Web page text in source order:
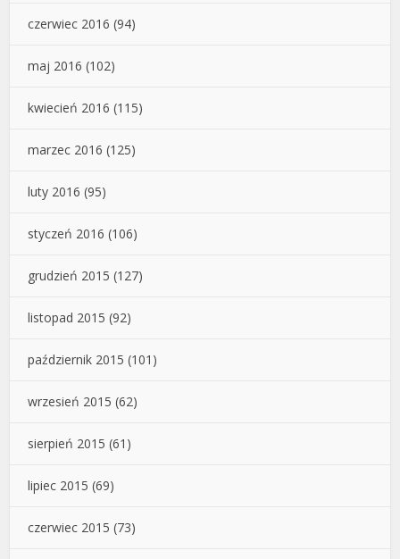
czerwiec 2016 (94)
maj 2016 (102)
kwiecień 2016 (115)
marzec 2016 (125)
luty 2016 (95)
styczeń 2016 (106)
grudzień 2015 (127)
listopad 2015 (92)
październik 2015 (101)
wrzesień 2015 (62)
sierpień 2015 (61)
lipiec 2015 (69)
czerwiec 2015 (73)